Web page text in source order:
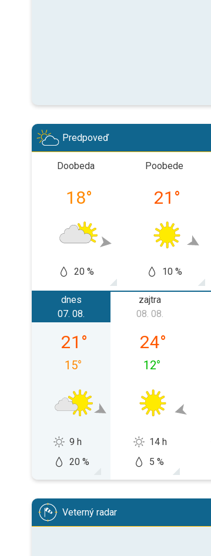
Predpoveď
Doobeda
18°
20 %
Poobede
21 °
10 %
dnes
piatok 07. 08.
07. 08.
21 °
15°
9 h
20 %
zajtra
sobota 08. 08.
08. 08.
24°
12°
14 h
5 %
Veterný radar